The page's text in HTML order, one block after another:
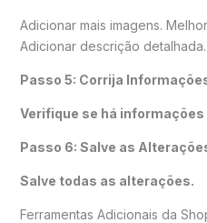
Adicionar mais imagens.
Adicionar descrição
Passo 5: Corrija
Verifique se há
Passo 6: Salve as
Salve todas as alterações.
Ferramentas Adicionais da